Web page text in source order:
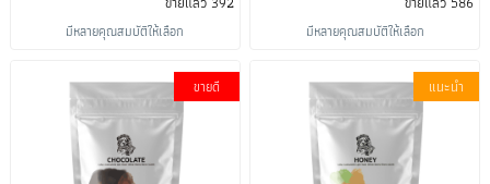
มีหลายคุณสมบัติให้เลือก มีหลายคุณสมบัติให้เลือก
ขายดี แนะนำ